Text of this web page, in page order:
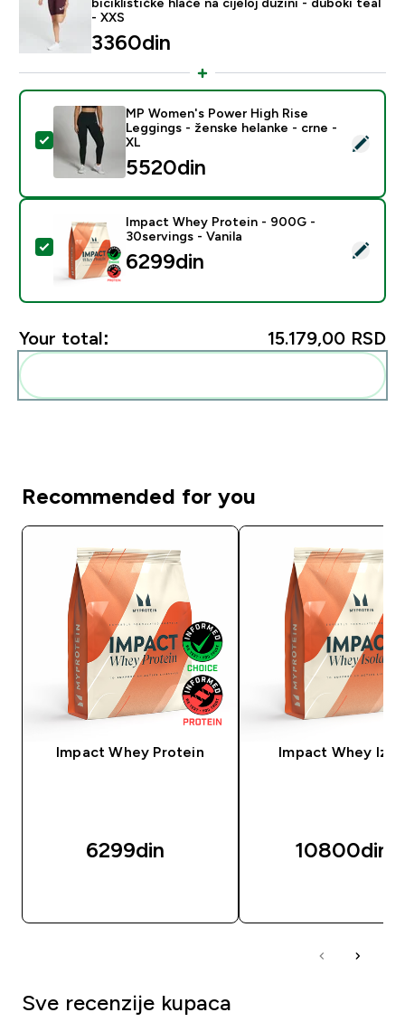
- XXS
3360din‎
Select this product - MP Women's Power High Rise
MP Women's Power High Rise
Leggings - ženske helanke - crne -
XL
5520din‎
Select this product - Impact Whey Protein - 900G -
Impact Whey Protein - 900G -
30servings - Vanila
6299din‎
Your total: 15.179,00 RSD‎
Recommended for you
Impact Whey Protein
6299din‎
Impact Whey
10800din‎
Sve recenzije kupaca